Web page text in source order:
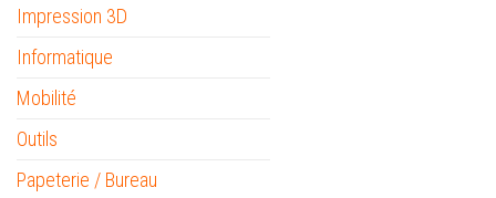
Impression 3D
Informatique
Mobilité
Outils
Papeterie / Bureau